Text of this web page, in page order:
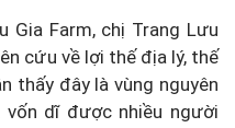
Gia Farm, chị Trang Lưu
cứu về lợi thế địa lý, thế
thấy đây là vùng nguyên
dĩ được nhiều người